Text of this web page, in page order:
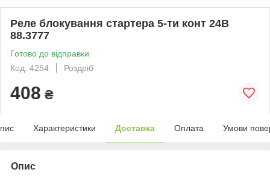
Реле блокування стартера 5-ти конт 24В
88.3777
Готово до відправки
Код: 4254
Роздріб
408 ₴
Характеристики Доставка Оплата Умови
Опис